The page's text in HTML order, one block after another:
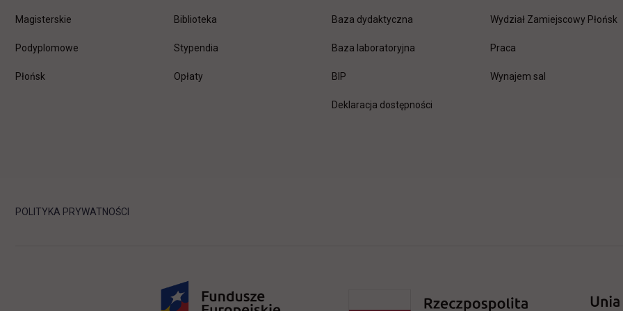
Magisterskie
Podyplomowe
Płońsk
Biblioteka
Stypendia
Opłaty
Baza dydaktyczna
Baza laboratoryjna
BIP
Deklaracja dostępności
Wydział Zamiejscowy Płońsk
Pracalink otwiera się w nowej
Wynajem sal
POLITYKA PRYWATNOŚCI